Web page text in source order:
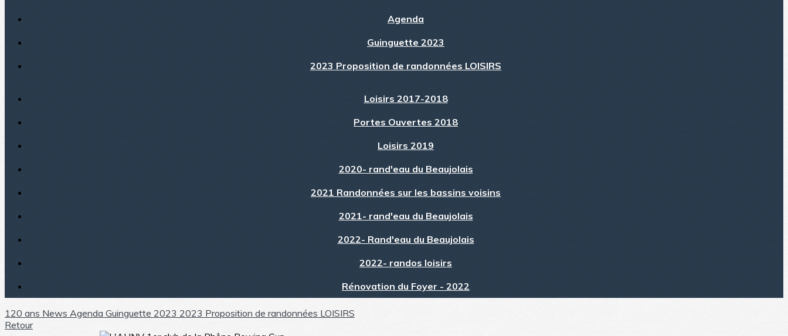
Agenda
Guinguette 2023
2023 Proposition de randonnées LOISIRS
Loisirs 2017-2018
Portes Ouvertes 2018
Loisirs 2019
2020- rand'eau du Beaujolais
2021 Randonnées sur les bassins voisins
2021- rand'eau du Beaujolais
2022- Rand'eau du Beaujolais
2022- randos loisirs
Rénovation du Foyer - 2022
120 ans News Agenda Guinguette 2023 2023 Proposition de randonnées LOISIRS
Retour